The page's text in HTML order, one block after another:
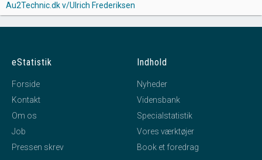
Au2Technic.dk v/Ulrich Frederiksen
eStatistik
Forside
Kontakt
Om os
Job
Pressen skrev
Indhold
Nyheder
Vidensbank
Specialstatistik
Vores værktøjer
Book et foredrag